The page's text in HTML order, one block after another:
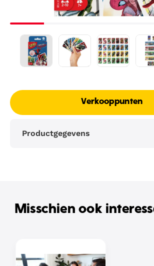
Verkooppunten
Productgegevens
Misschien ook